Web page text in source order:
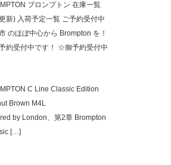
ブロンプトン 在庫一覧
新) 入荷予定一覧 ご予約受付中
のほぼ中心から Brompton を！
約受付中です！ ☆御予約受付中
C Line Classic Edition
Brown M4L
by London、第2章 Brompton
[…]